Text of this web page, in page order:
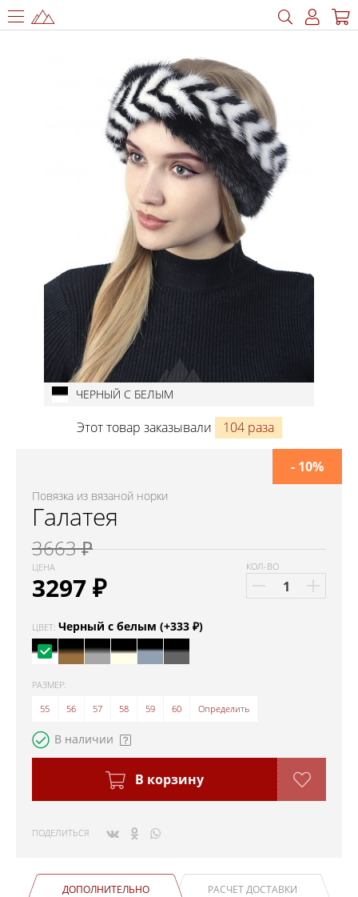
ЧЕРНЫЙ С БЕЛЫМ
Этот товар заказывали 104 раза
Повязка из вязаной норки
Галатея
3663 ₽
ЦЕНА
3297₽
- 10%
КОЛ-ВО
ЦВЕТ: Черный с белым (+333 ₽)
РАЗМЕР:
55
56 57 58 59 60 Определить
В наличии
В корзину
ПОДЕЛИТЬСЯ
ДОПОЛНИТЕЛЬНО РАСЧЕТ ДОСТАВКИ